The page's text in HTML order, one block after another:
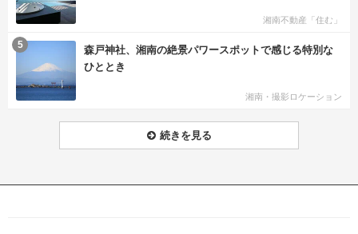
湘南不動産「住む」
森戸神社、湘南の絶景パワースポットで感じる特別な
ひととき
湘南・撮影ロケーション
5
続きを見る